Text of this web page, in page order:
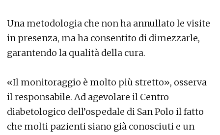
Una metodologia che non ha annullato le visite
in presenza, ma ha consentito di dimezzarle,
garantendo la qualità della cura.
«Il monitoraggio è molto più stretto», osserva
il responsabile. Ad agevolare il Centro
diabetologico dell’ospedale di San Polo il fatto
che molti pazienti siano già conosciuti e un